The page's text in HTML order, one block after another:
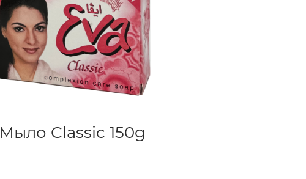
Мыло Classic 150g